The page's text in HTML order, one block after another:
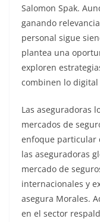
Salomon Spak.
ganando
personal sigue
plantea una
exploren
combinen lo digital
Las aseguradoras
mercados de
enfoque particular
las aseguradoras
mercado de
internacionales y
asegura Morales.
en el sector